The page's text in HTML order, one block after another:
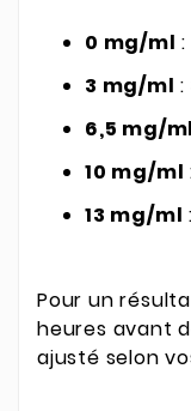
0 mg/ml
3 mg/ml :
6,5 mg/ml
10 mg/ml
13 mg/ml
Pour un
heures avant
ajusté selon